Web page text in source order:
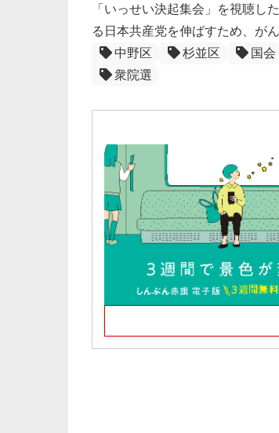
「いっせい決起集会」を視聴し
る日本共産党を伸ばすため、が
中野区
杉並区 国会
衆院選